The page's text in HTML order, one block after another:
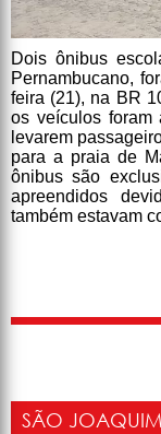
Dois ônibus
Pernambucano,
feira (21), na BR
os veículos foram
levarem
para a praia de
ônibus são
apreendidos
também estavam
SÃO